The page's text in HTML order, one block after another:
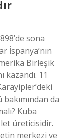
sona
İspanya’nın
Birleşik
kazandı. 11
da
Kuba
üreticisidir.
merkezi ve